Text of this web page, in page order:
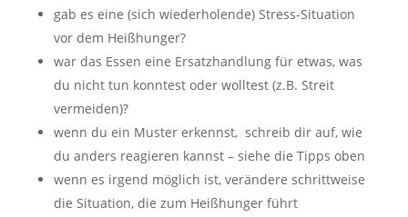
gab es eine (sich wiederholende) Stress-Situation
vor dem Heißhunger?
war das Essen eine Ersatzhandlung für etwas, was
du nicht tun konntest oder wolltest (z.B. Streit
vermeiden)?
wenn du ein Muster erkennst, schreib dir auf, wie
du anders reagieren kannst – siehe die Tipps oben
wenn es irgend möglich ist, verändere schrittweise
die Situation, die zum Heißhunger führt